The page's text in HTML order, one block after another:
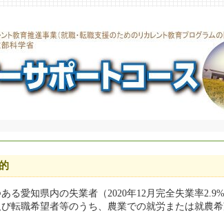
る愛知県内の失業者（2020年12月完全失業率
転職希望者等のうち、農業での就労または就農